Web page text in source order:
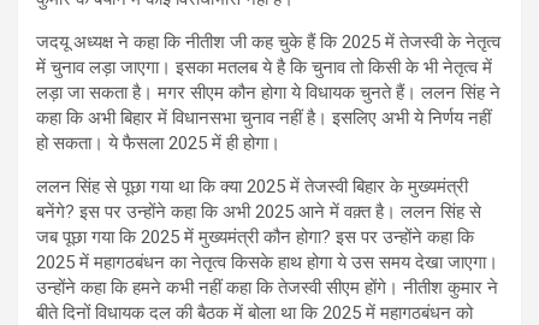
जदयू अध्यक्ष ने कहा कि नीतीश जी कह चुके हैं कि 2025 में तेजस्वी के नेतृत्व
में चुनाव लड़ा जाएगा। इसका मतलब ये है कि चुनाव तो किसी के भी नेतृत्व में
लड़ा जा सकता है। मगर सीएम कौन होगा ये विधायक चुनते हैं। ललन सिंह ने
कहा कि अभी बिहार में विधानसभा चुनाव नहीं है। इसलिए अभी ये निर्णय नहीं
हो सकता। ये फैसला 2025 में ही होगा।
ललन सिंह से पूछा गया था कि क्या 2025 में तेजस्वी बिहार के मुख्यमंत्री
बनेंगे? इस पर उन्होंने कहा कि अभी 2025 आने में वक़्त है। ललन सिंह से
जब पूछा गया कि 2025 में मुख्यमंत्री कौन होगा? इस पर उन्होंने कहा कि
2025 में महागठबंधन का नेतृत्व किसके हाथ होगा ये उस समय देखा जाएगा।
उन्होंने कहा कि हमने कभी नहीं कहा कि तेजस्वी सीएम होंगे। नीतीश कुमार ने
बीते दिनों विधायक दल की बैठक में बोला था कि 2025 में महागठबंधन को